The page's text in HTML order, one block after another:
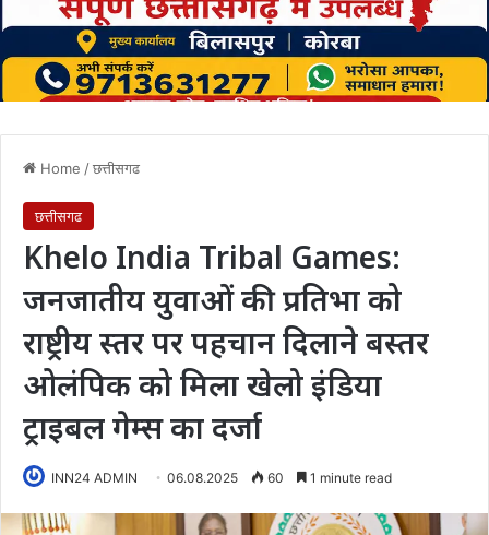
Home /छत्तीसगढ
छत्तीसगढ
Khelo India Tribal Games:
जनजातीय युवाओं की प्रतिभा को
राष्ट्रीय स्तर पर पहचान दिलाने बस्तर
ओलंपिक को मिला खेलो इंडिया
ट्राइबल गेम्स का दर्जा
INN24 ADMIN 06.08.2025 60 1 minute read